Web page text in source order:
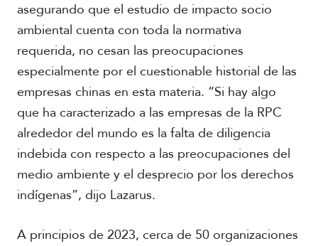
asegurando que el estudio de impacto socio
ambiental cuenta con toda la normativa
requerida, no cesan las preocupaciones
especialmente por el cuestionable historial de las
empresas chinas en esta materia. “Si hay algo
que ha caracterizado a las empresas de la RPC
alrededor del mundo es la falta de diligencia
indebida con respecto a las preocupaciones del
medio ambiente y el desprecio por los derechos
indígenas”, dijo Lazarus.
A principios de 2023, cerca de 50 organizaciones